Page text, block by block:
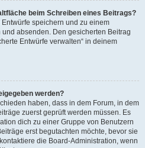
beim Schreiben eines Beitrags?
speichern und zu einem
absenden. Den gesicherten Beitrag
Entwürfe verwalten“ in deinem
werden?
haben, dass in dem Forum, in dem
zuerst geprüft werden müssen. Es
dich zu einer Gruppe von Benutzern
erst begutachten möchte, bevor sie
die Board-Administration, wenn